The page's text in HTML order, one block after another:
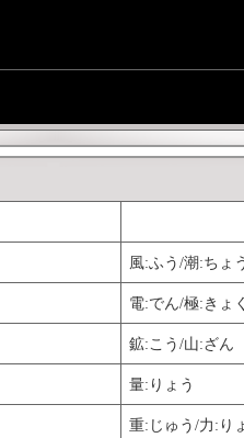
風:ふう/潮:ちょ
電:でん/極:きょ
鉱:こう/山:ざん
量:りょう
重:じゅう/力:り